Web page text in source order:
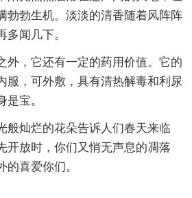
勃勃生机。淡淡的清香随着风阵阵
多闻几下。
外，它还有一定的药用价值。它的
服，可外敷，具有清热解毒和利尿
宝。
般灿烂的花朵告诉人们春天来临
开放时，你们又悄无声息的凋落
的喜爱你们。